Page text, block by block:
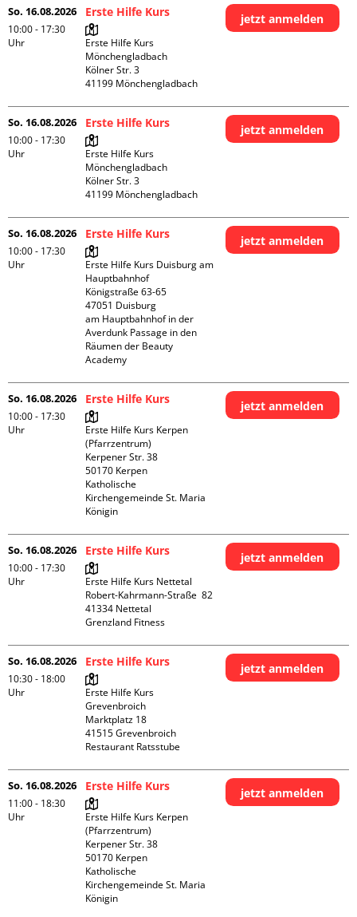
So. 16.08.2026
10:00 - 17:30
Uhr
Erste Hilfe Kurs
Erste Hilfe Kurs
Mönchengladbach
Kölner Str. 3
jetzt anmelden
So. 16.08.2026
10:00 - 17:30
Uhr
Erste Hilfe Kurs
Erste Hilfe Kurs
Mönchengladbach
Kölner Str. 3
jetzt anmelden
So. 16.08.2026
10:00 - 17:30
Uhr
Erste Hilfe Kurs
Erste Hilfe Kurs Duisburg am
Hauptbahnhof
Königstraße 63-65
47051 Duisburg
am Hauptbahnhof in der
Averdunk Passage in den
Räumen der Beauty
Academy
jetzt anmelden
So. 16.08.2026
10:00 - 17:30
Uhr
Erste Hilfe Kurs
Erste Hilfe Kurs Kerpen
(Pfarrzentrum)
Kerpener Str. 38
50170 Kerpen
Katholische
Kirchengemeinde St. Maria
Königin
jetzt anmelden
So. 16.08.2026
10:00 - 17:30
Uhr
Erste Hilfe Kurs
Erste Hilfe Kurs Nettetal
Robert-Kahrmann-Straße  82
41334 Nettetal
Grenzland Fitness
jetzt anmelden
So. 16.08.2026
10:30 - 18:00
Uhr
Erste Hilfe Kurs
Erste Hilfe Kurs
Grevenbroich
Marktplatz 18
41515 Grevenbroich
Restaurant Ratsstube
jetzt anmelden
So. 16.08.2026
11:00 - 18:30
Uhr
Erste Hilfe Kurs
Erste Hilfe Kurs Kerpen
(Pfarrzentrum)
Kerpener Str. 38
50170 Kerpen
Katholische
Kirchengemeinde St. Maria
Königin
jetzt anmelden